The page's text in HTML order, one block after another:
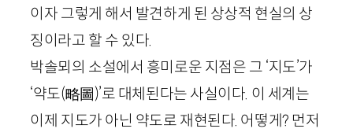
이자 그렇게 해서 발견하게 된 상상적 현실의 상
징이라고 할 수 있다.
박솔뫼의 소설에서 흥미로운 지점은 그 ‘지도’가
‘약도(略圖)’로 대체된다는 사실이다. 이 세계는
이제 지도가 아닌 약도로 재현된다. 어떻게? 먼저